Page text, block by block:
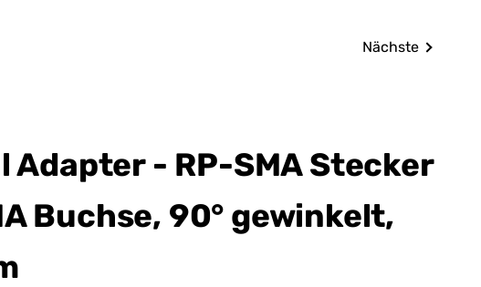
Nächste
Adapter - RP-SMA Stecker
Buchse, 90° gewinkelt,